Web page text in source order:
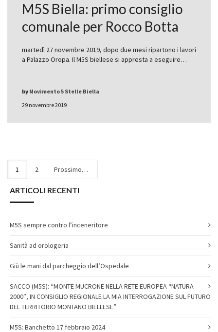
M5S Biella: primo consiglio
comunale per Rocco Botta
martedì 27 novembre 2019, dopo due mesi ripartono i lavori
a Palazzo Oropa. Il M5S biellese si appresta a eseguire…
29 novembre 2019
by Movimento 5 Stelle Biella
1 2 Prossimo
ARTICOLI RECENTI
M5S sempre contro l’inceneritore
Sanità ad orologeria
Giù le mani dal parcheggio dell’Ospedale
SACCO (M5S): “MONTE MUCRONE NELLA RETE EUROPEA “NATURA
2000″, IN CONSIGLIO REGIONALE LA MIA INTERROGAZIONE SUL FUTURO
DEL TERRITORIO MONTANO BIELLESE”
M5S: Banchetto 17 febbraio 2024